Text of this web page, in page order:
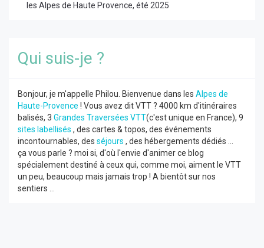
les Alpes de Haute Provence, été 2025
Qui suis-je ?
Bonjour, je m'appelle Philou. Bienvenue dans les Alpes de
Haute-Provence ! Vous avez dit VTT ? 4000 km d'itinéraires
balisés, 3 Grandes Traversées VTT(c'est unique en France), 9
sites labellisés , des cartes & topos, des événements
incontournables, des séjours , des hébergements dédiés ...
ça vous parle ? moi si, d'où l'envie d'animer ce blog
spécialement destiné à ceux qui, comme moi, aiment le VTT
un peu, beaucoup mais jamais trop ! A bientôt sur nos
sentiers ...